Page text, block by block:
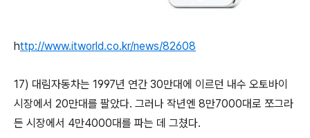
http://www.itworld.co.kr/news/82608
17) 대림자동차는 1997년 연간 30만대에 이르던 내수 오토바이
시장에서 20만대를 팔았다. 그러나 작년엔 8만7000대로 쪼그라
든 시장에서 4만4000대를 파는 데 그쳤다.